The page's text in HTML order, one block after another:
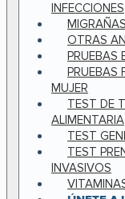
INFECCIONES
MIGRAÑAS
OTRAS
PRUEBAS
PRUEBAS
MUJER
TEST DE
ALIMENTARIA
TEST
TEST
INVASIVOS